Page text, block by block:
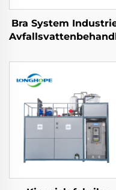
Bra System
Koncentration
maskin